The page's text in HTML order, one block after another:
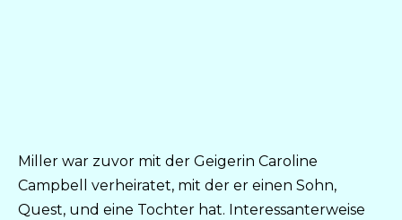
Miller war zuvor mit der Geigerin Caroline
Campbell verheiratet, mit der er einen Sohn,
Quest, und eine Tochter hat. Interessanterweise